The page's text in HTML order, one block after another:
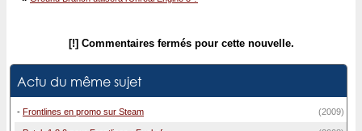
[!] Commentaires fermés pour cette nouvelle.
Actu du même sujet
- Frontlines en promo sur Steam (2009)